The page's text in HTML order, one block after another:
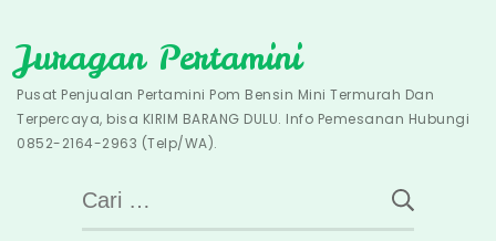
to
content
Juragan Pertamini
Pusat Penjualan Pertamini Pom Bensin Mini Termurah Dan
Terpercaya, bisa KIRIM BARANG DULU. Info Pemesanan Hubungi
0852-2164-2963 (Telp/WA).
Cari
untuk: